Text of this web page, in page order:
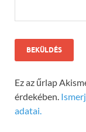
Ez az űrlap
érdekében.
adatai.